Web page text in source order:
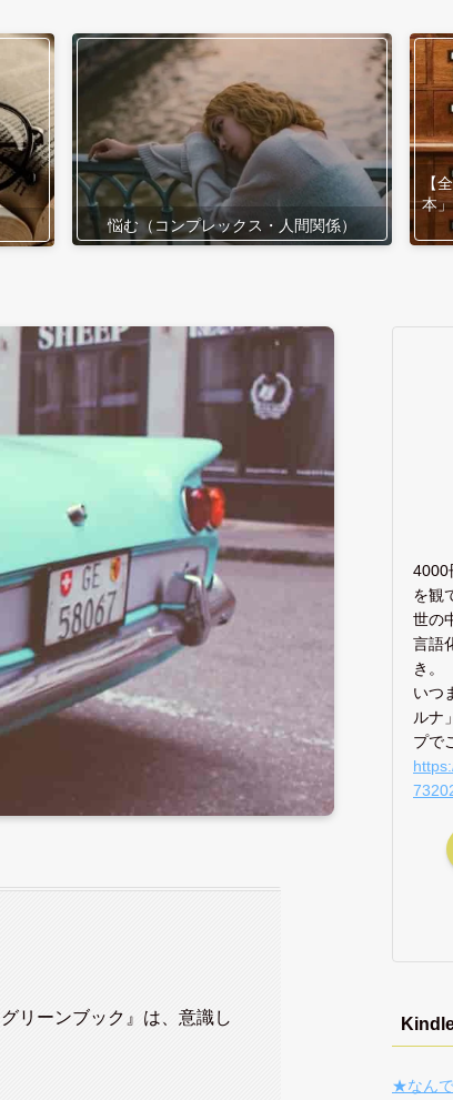
悩む（コンプレックス・人間関係）
【
本
リーンブック』は、意識し
4000
を観
世の
言語
き。
いつ
ルナ
プで
★なん